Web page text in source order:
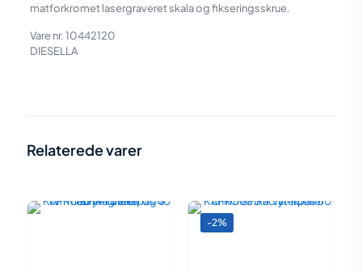
matforkromet lasergraveret skala og fikseringsskrue.
Vare nr. 10442120
DIESELLA
Relaterede varer
-2%